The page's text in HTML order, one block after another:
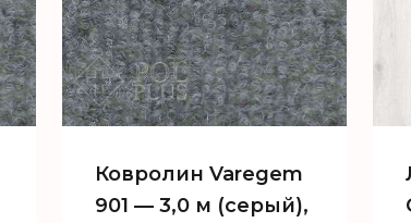
Ковролин Varegem
901 — 3,0 м (серый),